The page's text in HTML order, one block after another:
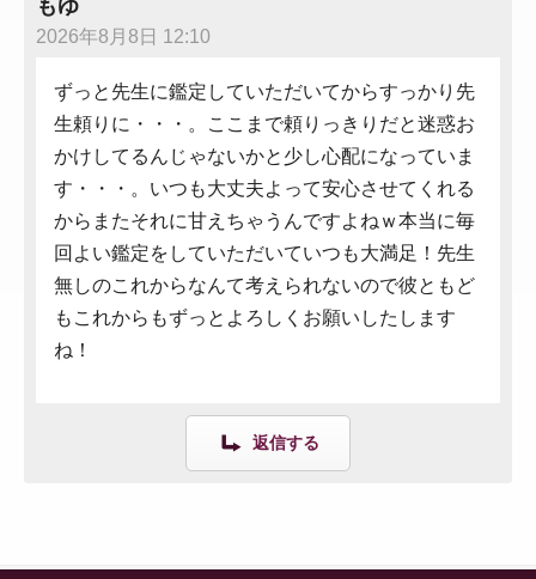
もゆ
2026年8月8日 12:10
ずっと先生に鑑定していただいてからすっかり先
生頼りに・・・。ここまで頼りっきりだと迷惑お
かけしてるんじゃないかと少し心配になっていま
す・・・。いつも大丈夫よって安心させてくれる
からまたそれに甘えちゃうんですよねｗ本当に毎
回よい鑑定をしていただいていつも大満足！先生
無しのこれからなんて考えられないので彼ともど
もこれからもずっとよろしくお願いしたします
ね！
返信する